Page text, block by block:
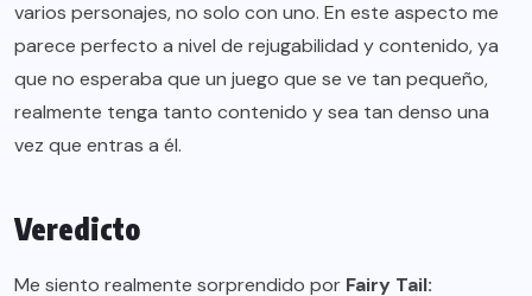
varios personajes, no solo con uno. En este aspecto me
parece perfecto a nivel de rejugabilidad y contenido, ya
que no esperaba que un juego que se ve tan pequeño,
realmente tenga tanto contenido y sea tan denso una
vez que entras a él.
Veredicto
Me siento realmente sorprendido por Fairy Tail: